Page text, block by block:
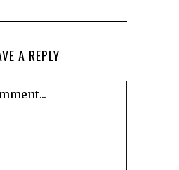
A REPLY